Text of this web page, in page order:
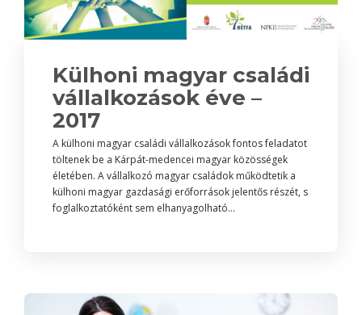
Külhoni magyar családi
vállalkozások éve –
2017
A külhoni magyar családi vállalkozások fontos feladatot
töltenek be a Kárpát-medencei magyar közösségek
életében. A vállalkozó magyar családok működtetik a
külhoni magyar gazdasági erőforrások jelentős részét, s
foglalkoztatóként sem elhanyagolható...